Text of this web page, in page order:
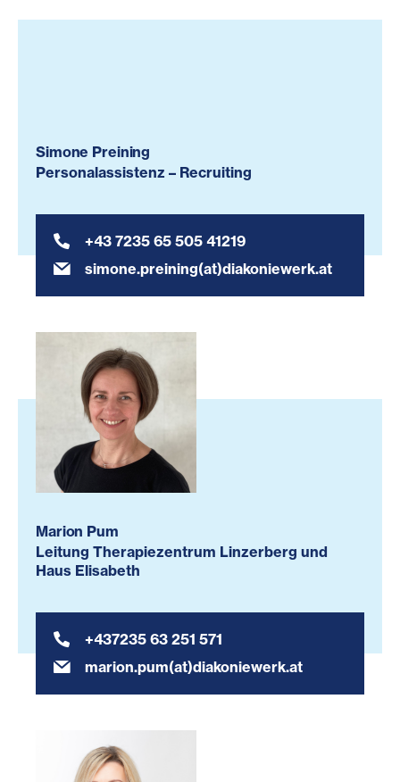
Simone Preining
Personalassistenz – Recruiting
+43 7235 65 505 41219
simone.preining(at)diakoniewerk.at
Marion Pum
Leitung Therapiezentrum Linzerberg und
Haus Elisabeth
+437235 63 251 571
marion.pum(at)diakoniewerk.at